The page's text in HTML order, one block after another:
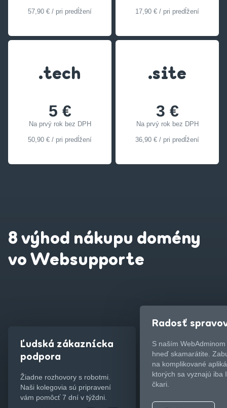
57,90 € / pri predĺžení 17,90 € / pri predĺžení
.tech
5 €
Na prvý rok bez DPH
50,90 € / pri predĺžení
.site
3 €
Na prvý rok bez DPH
36,90 € / pri predĺžení
8 výhod nákupu domény
vo Websupporte
Ľudská zákaznícka
podpora
Žiadne rozhovory s robotmi.
Naši kolegovia sú pripravení
vám pomôcť 7 dní v týždni.
Radosť
S naším WebAdminom
hneď skamarátite.
na komplikované
ktorých sa vyznajú iba
čkari.